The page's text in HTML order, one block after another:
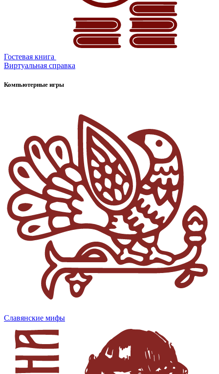
Гостевая книга
Виртуальная справка
Компьютерные игры
Славянские мифы